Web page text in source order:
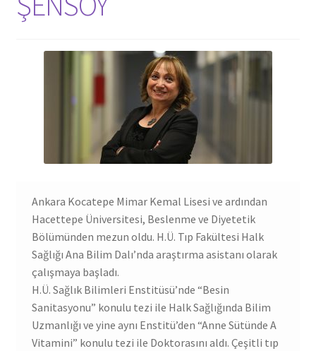
Ankara Kocatepe Mimar Kemal Lisesi ve ardından
Hacettepe Üniversitesi, Beslenme ve Diyetetik
Bölümünden mezun oldu. H.Ü. Tıp Fakültesi Halk
Sağlığı Ana Bilim Dalı’nda araştırma asistanı olarak
çalışmaya başladı.
H.Ü. Sağlık Bilimleri Enstitüsü’nde “Besin
Sanitasyonu” konulu tezi ile Halk Sağlığında Bilim
Uzmanlığı ve yine aynı Enstitü’den “Anne Sütünde A
Vitamini” konulu tezi ile Doktorasını aldı. Çeşitli tıp